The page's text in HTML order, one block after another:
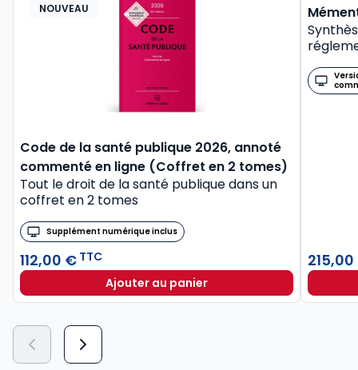
NOUVEAU
Code de la santé publique 2026, annoté
commenté en ligne (Coffret en 2 tomes)
Tout le droit de la santé publique dans un
coffret en 2 tomes
Supplément numérique inclus
112,00 € TTC
Ajouter au panier
BEST-